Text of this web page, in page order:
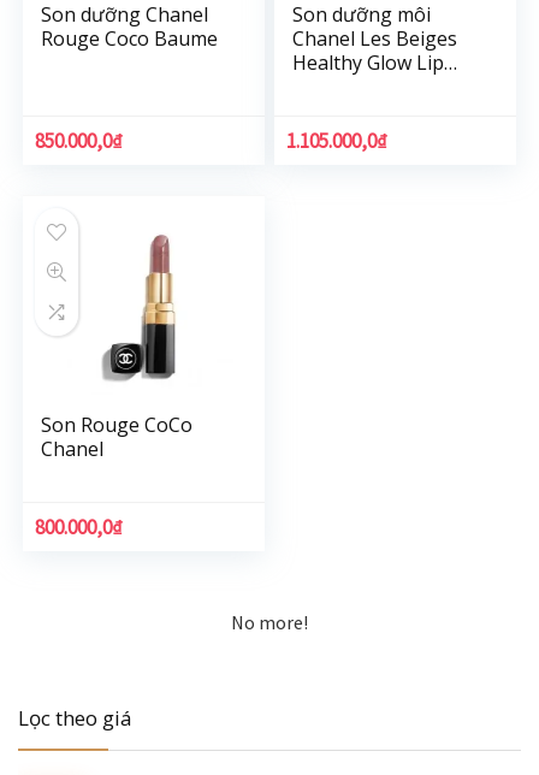
Son dưỡng Chanel
Rouge Coco Baume
850.000,0₫
Son dưỡng môi
Chanel Les Beiges
Healthy Glow Lip
1.105.000,0₫
Son Rouge CoCo
Chanel
800.000,0₫
No more!
Lọc theo giá